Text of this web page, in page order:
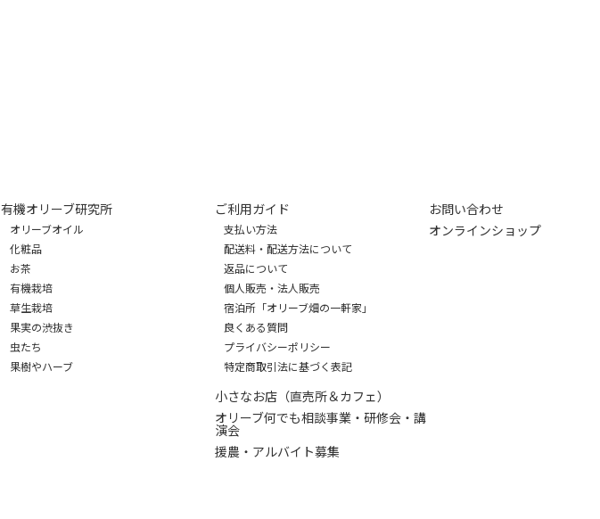
有機オリーブ研究所
オリーブオイル
化粧品
お茶
有機栽培
草生栽培
果実の渋抜き
虫たち
果樹やハーブ
ご利用ガイド
支払い方法
配送料・配送方法について
返品について
個人販売・法人販売
宿泊所「オリーブ畑の一軒家」
良くある質問
プライバシーポリシー
特定商取引法に基づく表記
小さなお店（直売所＆カフェ）
オリーブ何でも相談事業・研修会・講
演会
援農・アルバイト募集
お問い合わせ
オンラインショップ